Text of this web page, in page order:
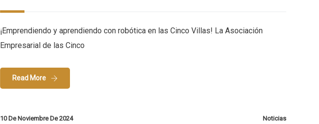
¡Emprendiendo y aprendiendo con robótica en las Cinco Villas! La Asociación
Empresarial de las Cinco
Read More
10 De Noviembre De 2024 Noticias